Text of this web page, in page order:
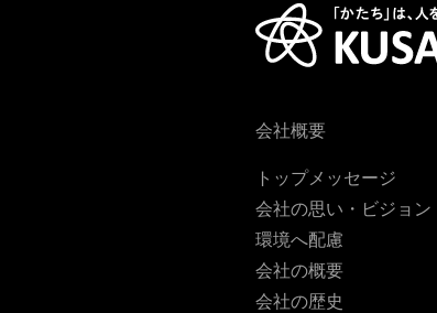
会社概要
トップメッセージ
会社の思い・ビジョン
環境へ配慮
会社の概要
会社の歴史